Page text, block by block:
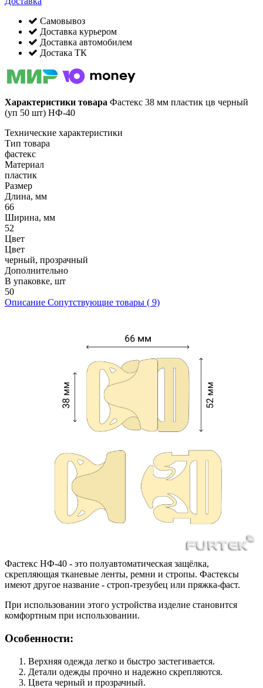
Самовывоз
Доставка курьером
Доставка автомобилем
Достака ТК
Характеристики товара Фастекс 38 мм пластик цв черный
(уп 50 шт) НФ-40
Технические характеристики
Тип товара
фастекс
Материал
пластик
Размер
Длина, мм
66
Ширина, мм
52
Цвет
Цвет
черный, прозрачный
Дополнительно
В упаковке, шт
50
Описание Сопутствующие товары ( 9)
Фастекс НФ-40 - это полуавтоматическая защёлка,
скрепляющая тканевые ленты, ремни и стропы. Фастексы
имеют другое название - строп-трезубец или пряжка-фаст.
При использовании этого устройства изделие становится
комфортным при использовании.
Особенности:
Верхняя одежда легко и быстро застегивается.
Детали одежды прочно и надежно скрепляются.
Цвета черный и прозрачный.